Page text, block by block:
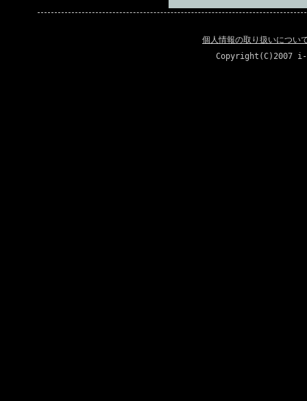
個人情報の取り扱いについ
Copyright(C)2007